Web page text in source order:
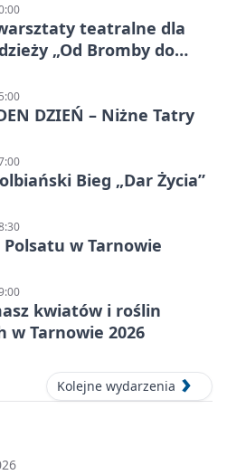
teatralne dla
„Od Bromby do
DZIEŃ – Niżne Tatry
Bieg „Dar Życia”
w Tarnowie
kwiatów i roślin
w Tarnowie 2026
Kolejne wydarzenia